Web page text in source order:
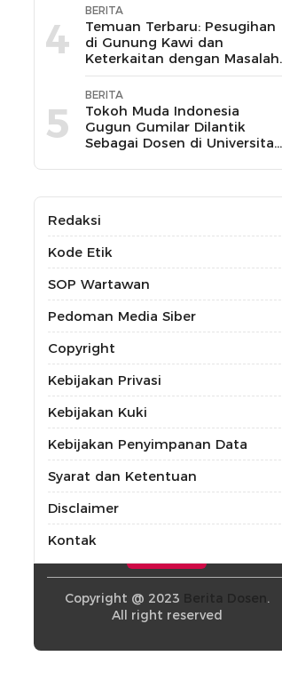
4
BERITA
Temuan Terbaru: Pesugihan
di Gunung Kawi dan
Keterkaitan dengan Masalah
Kesehatan Mental
5
BERITA
Tokoh Muda Indonesia
Gugun Gumilar Dilantik
Sebagai Dosen di Universitas
Berbagai Mata Kuliah
Redaksi
Kode Etik
SOP Wartawan
Pedoman Media Siber
Copyright
Kebijakan Privasi
Kebijakan Kuki
Kebijakan Penyimpanan Data
Syarat dan Ketentuan
Disclaimer
Kontak
Copyright @ 2023
.
All right reserved